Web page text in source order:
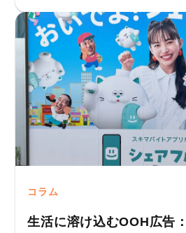
コラム
生活に溶け込むOOH広告